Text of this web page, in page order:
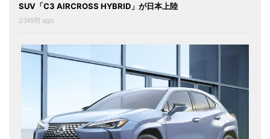
SUV「C3 AIRCROSS HYBRID」が日本上陸
23時間 ago